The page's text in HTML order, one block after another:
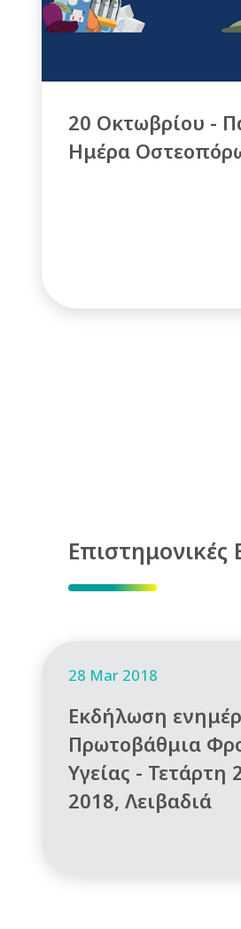
20 Οκτωβρίου -
Ημέρα
Επιστημονικές
28 Mar 2018
Εκδήλωση
Πρωτοβάθμια
Υγείας - Τετάρτη
2018, Λειβαδιά